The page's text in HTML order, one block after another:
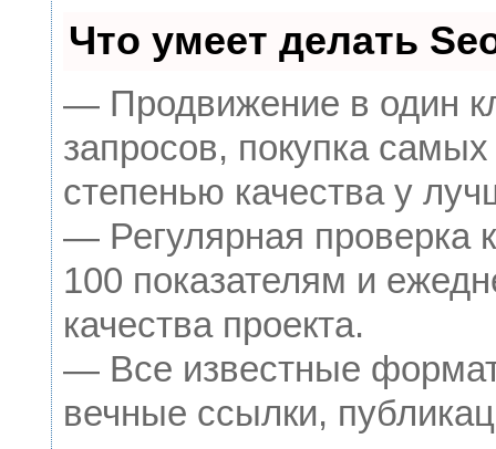
Что умеет делать
— Продвижение в один
запросов, покупка
степенью качества у
— Регулярная проверка
100 показателям и
качества проекта.
— Все известные
вечные ссылки,